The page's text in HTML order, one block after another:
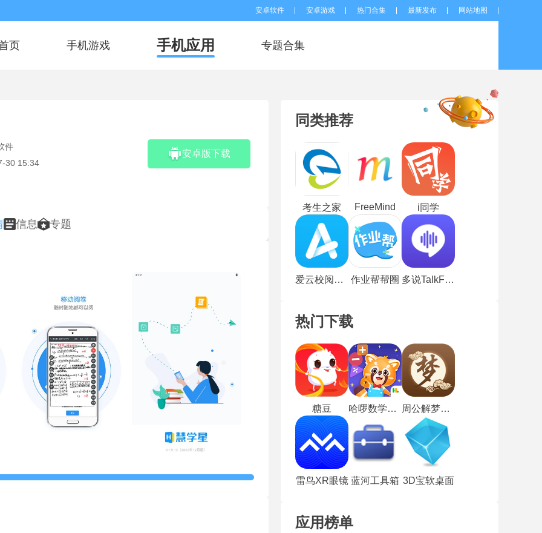
安卓软件 安卓游戏 热门合集 最新发布 网站地图
页 手机游戏 手机应用 专题合集
件
30 15:34
安卓版下载
信息 专题
同类推荐
考生之家 FreeMind i同学
爱云校阅卷5.0 作业帮帮圈 多说TalkFace
热门下载
糖豆 哈啰数学思维 周公解梦手机版
雷鸟XR眼镜 蓝河工具箱 3D宝软桌面
应用榜单